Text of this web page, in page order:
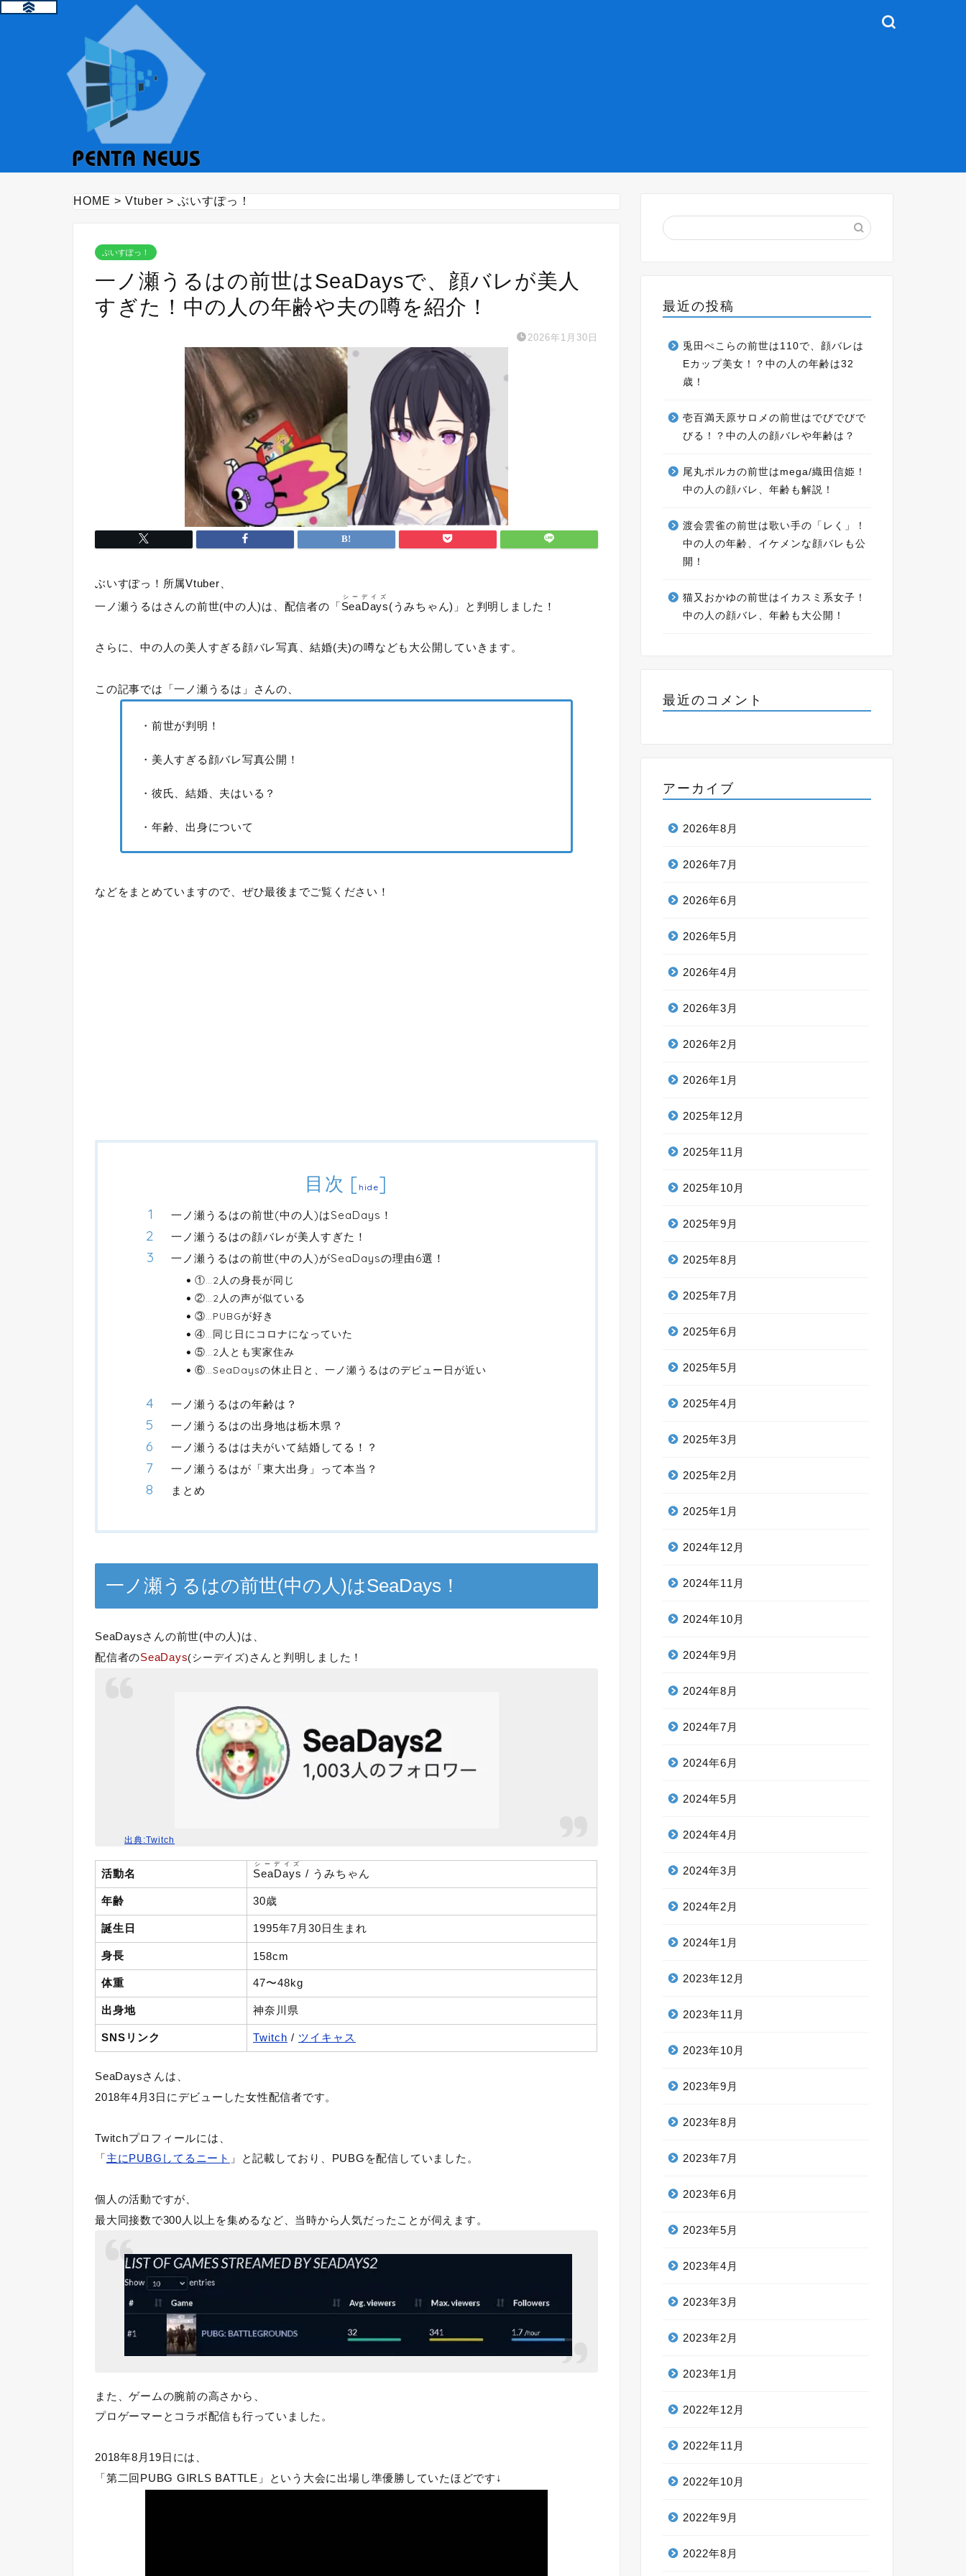
HOME > Vtuber > ぶいすぽっ！
ぶいすぽっ！
一ノ瀬うるはの前世はSeaDaysで、顔バレが美人
すぎた！中の人の年齢や夫の噂を紹介！
2026年1月30日
ぶいすぽっ！所属Vtuber、
一ノ瀬うるはさんの前世(中の人)は、配信者の「SeaDays
シーデイズ
(うみちゃん)」と判明しました！
さらに、中の人の美人すぎる顔バレ写真、結婚(夫)の噂なども大公開していきます。
この記事では「一ノ瀬うるは」さんの、
・前世が判明！
・美人すぎる顔バレ写真公開！
・彼氏、結婚、夫はいる？
・年齢、出身について
などをまとめていますので、ぜひ最後までご覧ください！
目次 [ hide]
一ノ瀬うるはの前世(中の人)はSeaDays！
一ノ瀬うるはの顔バレが美人すぎた！
一ノ瀬うるはの前世(中の人)がSeaDaysの理由6選！
①…2人の身長が同じ
②…2人の声が似ている
③…PUBGが好き
④…同じ日にコロナになっていた
⑤…2人とも実家住み
⑥…SeaDaysの休止日と、一ノ瀬うるはのデビュー日が近い
一ノ瀬うるはの年齢は？
一ノ瀬うるはの出身地は栃木県？
一ノ瀬うるはは夫がいて結婚してる！？
一ノ瀬うるはが「東大出身」って本当？
まとめ
一ノ瀬うるはの前世(中の人)はSeaDays！
SeaDaysさんの前世(中の人)は、
配信者のSeaDays(シーデイズ) さんと判明しました！
出典:Twitch
活動名 SeaDays
シーデイズ
/ うみちゃん
年齢 30歳
誕生日 1995年7月30日生まれ
身長 158cm
体重 47〜48kg
出身地 神奈川県
SNSリンク Twitch / ツイキャス
SeaDaysさんは、
2018年4月3日にデビューした女性配信者です。
Twitchプロフィールには、
「主にPUBGしてるニート 」と記載しており、PUBGを配信していました。
個人の活動ですが、
最大同接数で300人以上を集めるなど、当時から人気だったことが伺えます。
また、ゲームの腕前の高さから、
プロゲーマーとコラボ配信も行っていました。
2018年8月19日には、
「第二回PUBG GIRLS BATTLE 」という大会に出場し準優勝していたほどです↓
最近の投稿
兎田ぺこらの前世は110で、顔バレは
Eカップ美女！？中の人の年齢は32
歳！
壱百満天原サロメの前世はでびでびで
びる！？中の人の顔バレや年齢は？
尾丸ポルカの前世はmega/織田信姫！
中の人の顔バレ、年齢も解説！
渡会雲雀の前世は歌い手の「レく」！
中の人の年齢、イケメンな顔バレも公
開！
猫又おかゆの前世はイカスミ系女子！
中の人の顔バレ、年齢も大公開！
最近のコメント
アーカイブ
2026年8月
2026年7月
2026年6月
2026年5月
2026年4月
2026年3月
2026年2月
2026年1月
2025年12月
2025年11月
2025年10月
2025年9月
2025年8月
2025年7月
2025年6月
2025年5月
2025年4月
2025年3月
2025年2月
2025年1月
2024年12月
2024年11月
2024年10月
2024年9月
2024年8月
2024年7月
2024年6月
2024年5月
2024年4月
2024年3月
2024年2月
2024年1月
2023年12月
2023年11月
2023年10月
2023年9月
2023年8月
2023年7月
2023年6月
2023年5月
2023年4月
2023年3月
2023年2月
2023年1月
2022年12月
2022年11月
2022年10月
2022年9月
2022年8月